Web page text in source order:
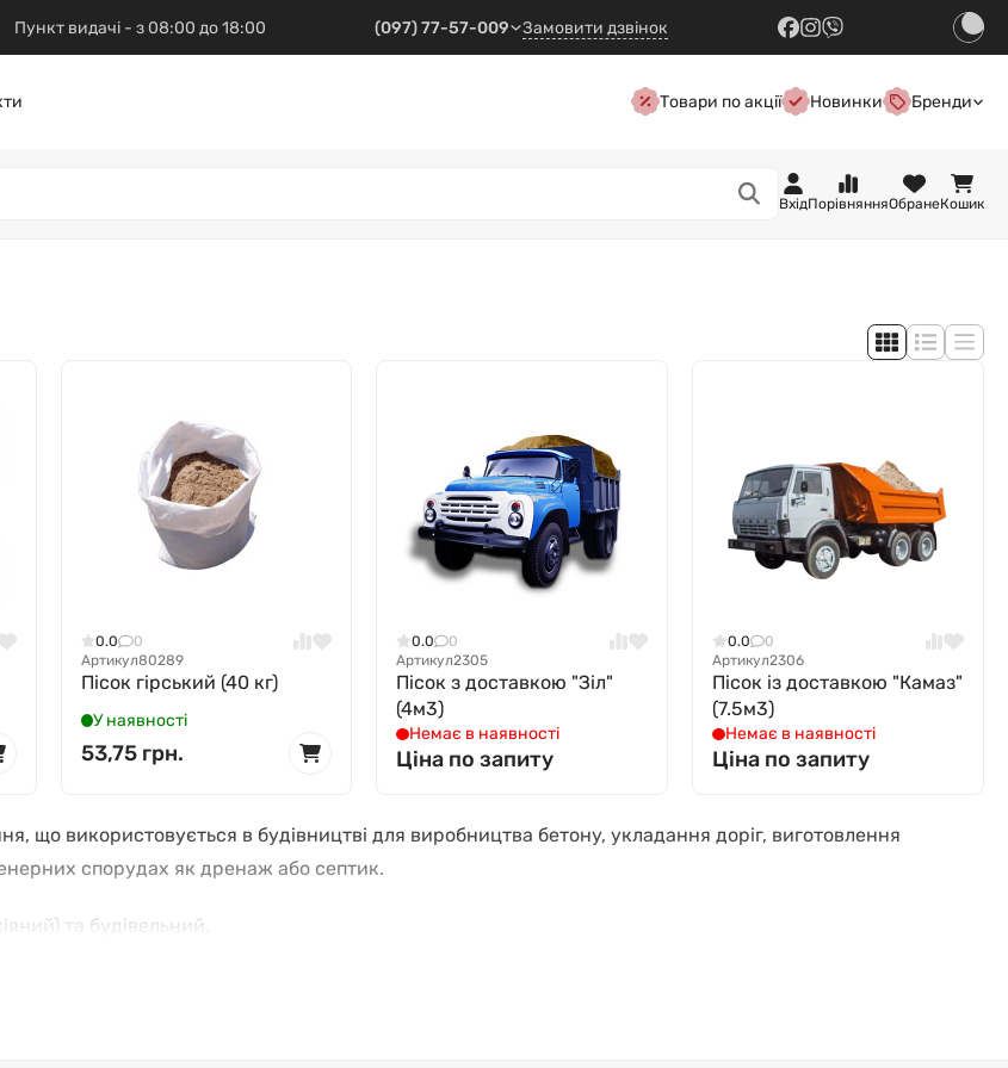
Пункт видачі - з 08:00 до 18:00 (097) 77-57-009 Замовити дзвінок
Товари по акції Новинки Бренди
ВхідПорівнянняОбранеКошик
0.0
0
Артикул80289
Пісок гірський (40 кг)
У наявності
53,75 грн.
0.0
0
Артикул2305
Пісок з доставкою "Зіл"
(4м3)
Немає в наявності
Ціна по запиту
0.0
0
Артикул2306
Пісок із доставкою "Камаз"
(7.5м3)
Немає в наявності
Ціна по запиту
що використовується в будівництві для виробництва бетону, укладання доріг, виготовлення
спорудах як дренаж або септик.
та будівельний.
високому ступеню натурального очищення широко використовують у будівництві.